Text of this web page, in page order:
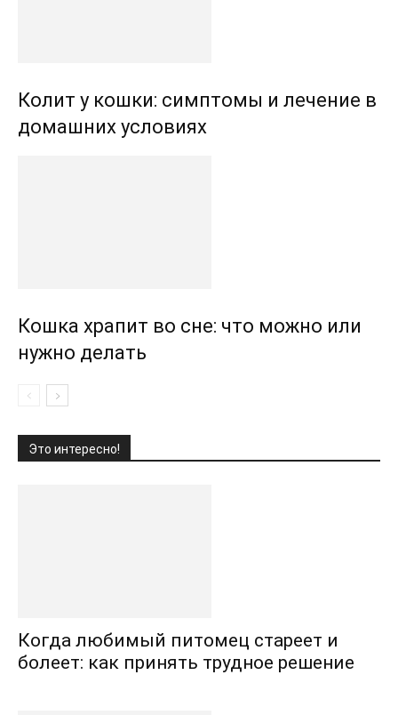
Колит у кошки: симптомы и лечение в
домашних условиях
Кошка храпит во сне: что можно или
нужно делать
Это интересно!
Когда любимый питомец стареет и
болеет: как принять трудное решение